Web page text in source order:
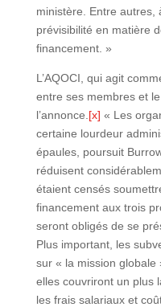
ministère. Entre autres,
prévisibilité en matière
financement. »
L’AQOCI, qui agit
entre ses membres et
l’annonce. [x] « Les
certaine lourdeur
épaules, poursuit
réduisent
étaient censés
financement aux trois
seront obligés de se
Plus important, les
sur « la mission globale
elles couvriront un plus
les frais salariaux et